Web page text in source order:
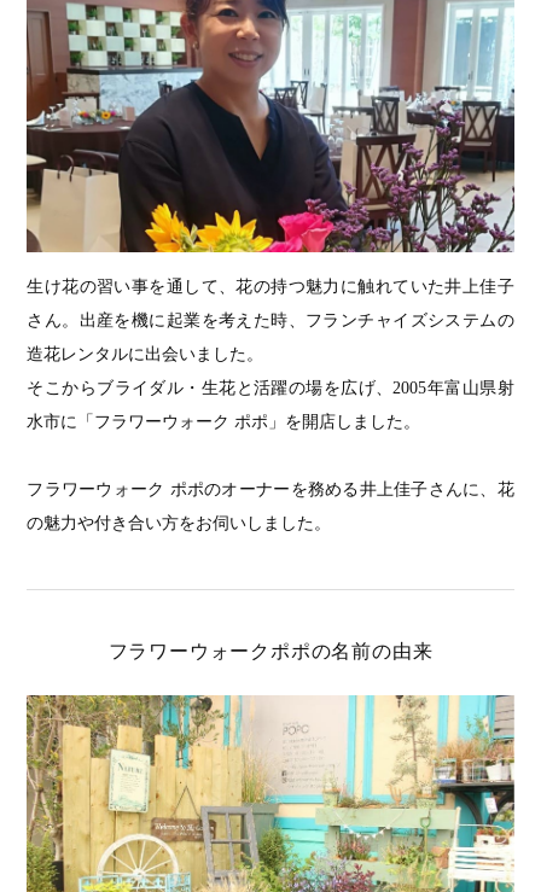
生け花の習い事を通して、花の持つ魅力に触れていた井上佳子
さん。出産を機に起業を考えた時、フランチャイズシステムの
造花レンタルに出会いました。
そこからブライダル・生花と活躍の場を広げ、2005年富山県射
水市に「フラワーウォーク ポポ」を開店しました。
フラワーウォーク ポポのオーナーを務める井上佳子さんに、花
の魅力や付き合い方をお伺いしました。
フラワーウォークポポの名前の由来